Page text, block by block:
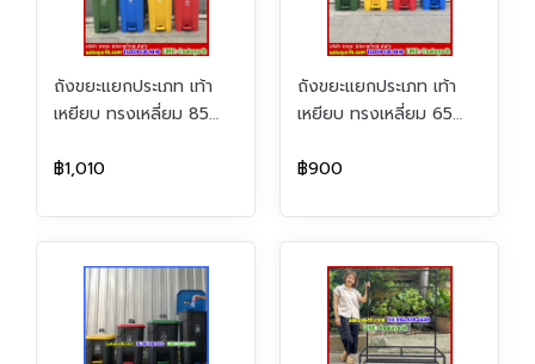
ถังขยะแยกประเภท เท้า
เหยียบ ทรงเหลี่ยม 85
฿1,010
ถังขยะแยกประเภท เท้า
เหยียบ ทรงเหลี่ยม 65
฿900